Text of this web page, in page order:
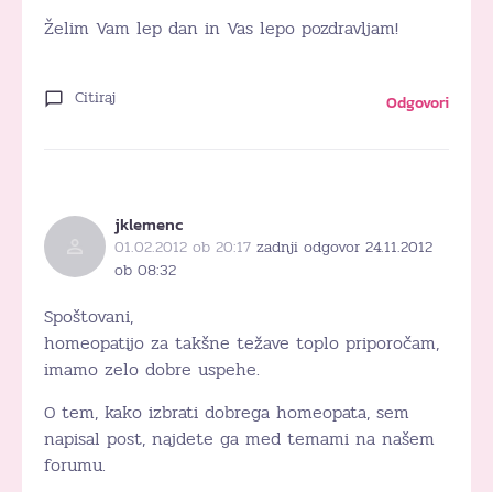
Želim Vam lep dan in Vas lepo pozdravljam!
Citiraj Odgovori
jklemenc
01.02.2012 ob 20:17 zadnji odgovor 24.11.2012
ob 08:32
Spoštovani,
homeopatijo za takšne težave toplo priporočam,
imamo zelo dobre uspehe.
O tem, kako izbrati dobrega homeopata, sem
napisal post, najdete ga med temami na našem
forumu.